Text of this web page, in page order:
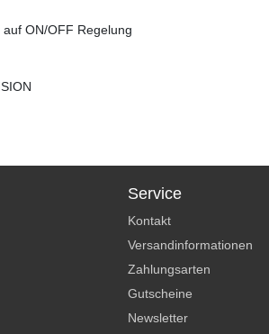
ON/OFF Regelung
Service
Kontakt
Versandinformationen
Zahlungsarten
Gutscheine
Newsletter